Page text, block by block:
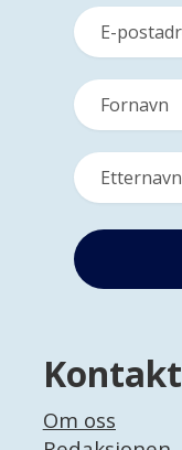
Kontakt
Om oss